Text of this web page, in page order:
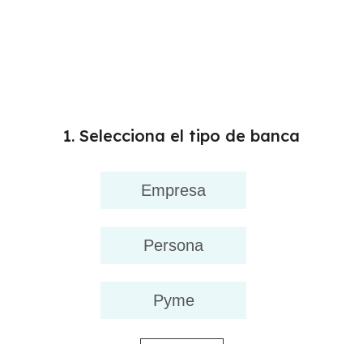
1. Selecciona el tipo de banca
Empresa
Persona
Pyme